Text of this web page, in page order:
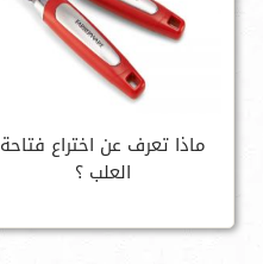
ماذا تعرف عن اختراع فتاحة
العلب ؟